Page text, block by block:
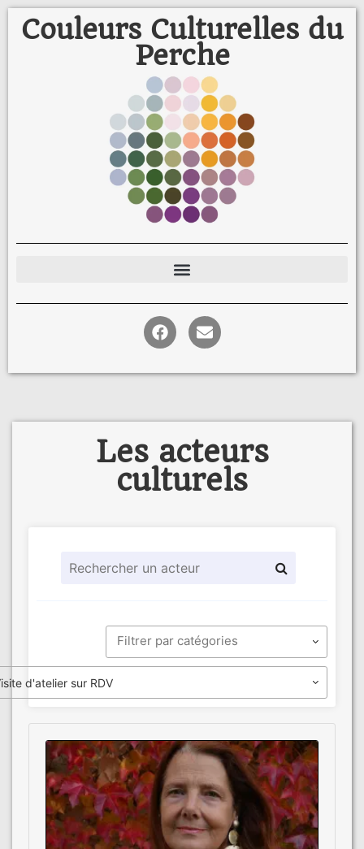
Couleurs Culturelles du
Perche
Les acteurs
culturels
d'atelier sur RDV